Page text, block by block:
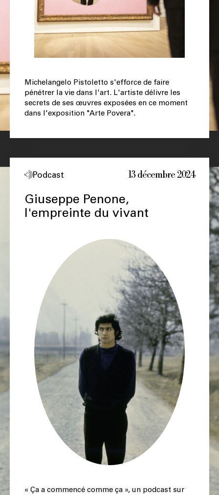
Michelangelo Pistoletto s'efforce de faire
pénétrer la vie dans l'art. L'artiste délivre les
secrets de ses œuvres exposées en ce moment
dans l'exposition "Arte Povera".
Podcast 13 décembre 2024
Giuseppe Penone,
l'empreinte du vivant
« Ça a commencé comme ça », un podcast sur